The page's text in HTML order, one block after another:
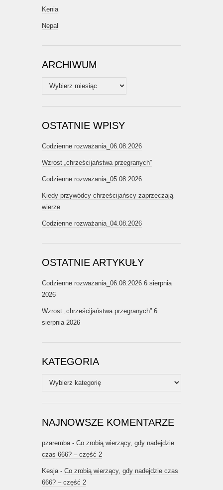
Kenia
Nepal
ARCHIWUM
Archiwum
OSTATNIE WPISY
Codzienne rozważania_06.08.2026
Wzrost „chrześcijaństwa przegranych”
Codzienne rozważania_05.08.2026
Kiedy przywódcy chrześcijańscy zaprzeczają
wierze
Codzienne rozważania_04.08.2026
OSTATNIE ARTYKUŁY
Codzienne rozważania_06.08.2026 6 sierpnia
2026
Wzrost „chrześcijaństwa przegranych” 6
sierpnia 2026
KATEGORIA
Kategoria
NAJNOWSZE KOMENTARZE
pzaremba - Co zrobią wierzący, gdy nadejdzie
czas 666? – część 2
Kesja - Co zrobią wierzący, gdy nadejdzie czas
666? – część 2